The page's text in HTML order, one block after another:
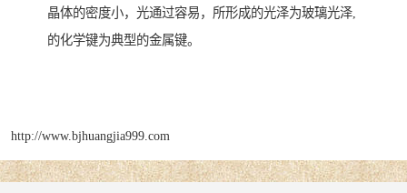
晶体的密度小，光通过容易，所形成的光泽为玻璃光泽,
的化学键为典型的金属键。
http://www.bjhuangjia999.com